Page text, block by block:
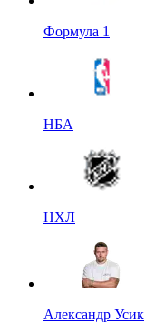
Формула 1
НБА
НХЛ
Александр Усик